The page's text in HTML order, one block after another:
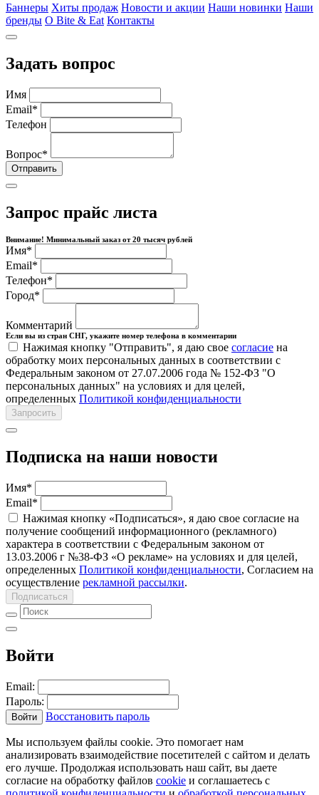
Баннеры Хиты продаж Новости и акции Наши новинки Наши
бренды О Bite & Eat Контакты
Задать вопрос
Имя
Email*
Телефон
Вопрос*
Отправить
Запрос прайс листа
Внимание! Минимальный заказ от 20 тысяч рублей
Имя*
Email*
Телефон*
Город*
Комментарий
Если вы из стран СНГ, укажите номер телефона в комментарии
Нажимая кнопку "Отправить", я даю свое согласие на
обработку моих персональных данных в соответствии с
Федеральным законом от 27.07.2006 года № 152-ФЗ "О
персональных данных" на условиях и для целей,
определенных Политикой конфиденциальности
Запросить
Подписка на наши новости
Имя*
Email*
Нажимая кнопку «Подписаться», я даю свое согласие на
получение сообщений информационного (рекламного)
характера в соответствии с Федеральным законом от
13.03.2006 г №38-ФЗ «О рекламе» на условиях и для целей,
определенных Политикой конфиденциальности, Согласием на
осуществление рекламной рассылки.
Подписаться
Войти
Email:
Пароль:
Войти Восстановить пароль
Мы используем файлы cookie. Это помогает нам
анализировать взаимодействие посетителей с сайтом и делать
его лучше. Продолжая использовать наш сайт, вы даете
согласие на обработку файлов cookie и соглашаетесь с